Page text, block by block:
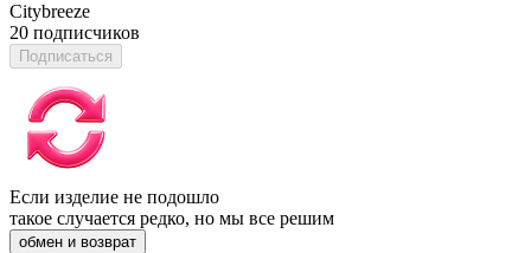
Citybreeze
20 подписчиков
Подписаться
Если изделие не подошло
такое случается редко, но мы все решим
обмен и возврат